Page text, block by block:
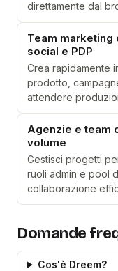
direttamente dal
Team
social e PDP
Crea rapidamente
prodotto,
attendere
Agenzie e team
volume
Gestisci progetti
ruoli admin e pool
collaborazione
Domande
Cos'è Dreem?